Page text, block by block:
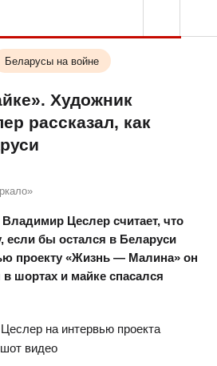
Беларусы на войне
Художник
рассказал, как
Цеслер считает, что
если бы остался в Беларуси
проекту «Жизнь — Малина» он
в шортах и майке спасался